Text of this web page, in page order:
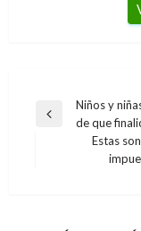
Navegación
Entrada
Niños y
de que
Estas